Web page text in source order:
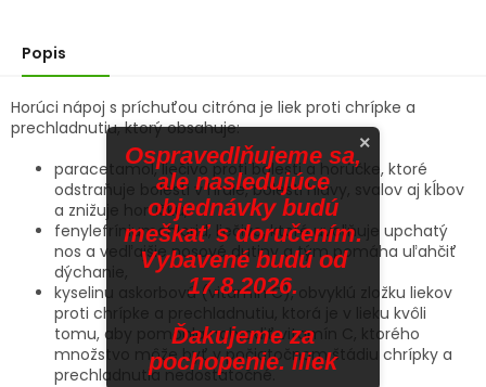
Popis
Horúci nápoj s príchuťou citróna je liek proti chrípke a
prechladnutiu, ktorý obsahuje:
paracetamol, liečivo proti bolesti a horúčke, ktoré
odstraňuje bolesti v hrdle, bolesti hlavy, svalov aj kĺbov
a znižuje horúčku,
fenylefríniumchlorid, liečivo, ktoré uvoľňuje upchatý
nos a vedľajšie nosové dutiny a tým pomáha uľahčiť
dýchanie,
kyselinu askorbovú (vitamín C), obvyklú zložku liekov
proti chrípke a prechladnutiu, ktorá je v lieku kvôli
tomu, aby pomohla nahradiť vitamín C, ktorého
množstvo môže byť v počiatočnom štádiu chrípky a
prechladnutia nedostatočné.
×
Ospravedlňujeme sa,
ale nasledujúce
objednávky budú
meškať s doručením.
Vybavené budú od
17.8.2026.
Ďakujeme za
pochopenie. iliek